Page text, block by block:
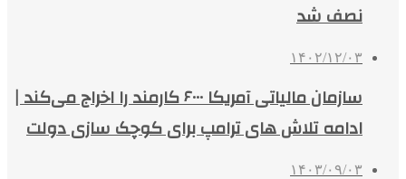
نصف شد
۱۴۰۲/۱۲/۰۳
سازمان مالیاتی آمریکا ۶۰۰۰ کارمند را اخراج می‌کند |
ادامه تلاش‌ های ترامپ برای کوچک‌ سازی‌ دولت
۱۴۰۳/۰۹/۰۳